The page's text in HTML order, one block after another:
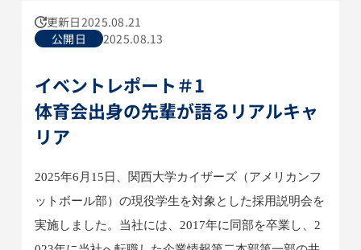
更新日2025.08.21
公開日
2025.08.13
イベントレポート＃1
体育会出身の先輩が語るリアルキャ
リア
2025年6月15日、関西大学カイザーズ（アメリカンフ
ットボール部）の現役学生を対象とした採用説明会を
実施しました。当社には、2017年に同部を卒業し、2